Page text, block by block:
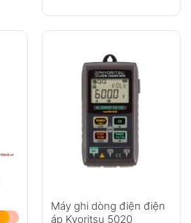
Máy ghi dòng điện điện
áp Kyoritsu 5020